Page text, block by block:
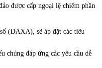
được cấp ngoại lệ chiếm phần
(DAXA), sẽ áp đặt các tiêu
chúng đáp ứng các yêu cầu dễ